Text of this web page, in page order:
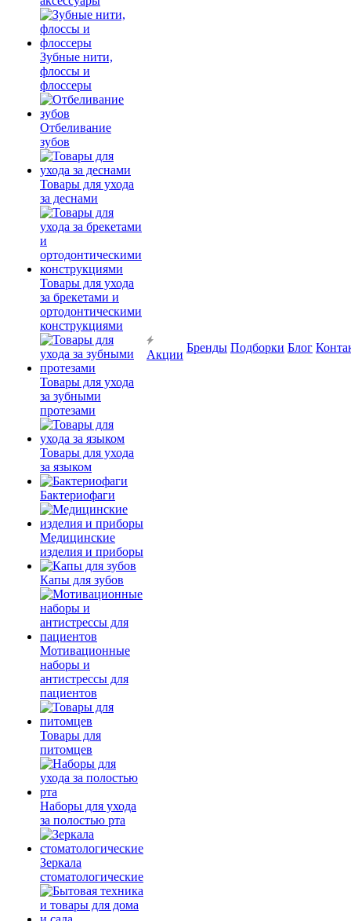
Зубные нити,
флоссы и
флоссеры
Отбеливание
зубов
Товары для ухода
за деснами
Товары для ухода
за брекетами и
ортодонтическими
конструкциями
Товары для ухода
за зубными
протезами
Товары для ухода
за языком
Бактериофаги
Медицинские
изделия и приборы
Капы для зубов
Мотивационные
наборы и
антистрессы для
пациентов
Товары для
питомцев
Наборы для ухода
за полостью рта
Зеркала
стоматологические
Акции
Бренды Подборки Блог